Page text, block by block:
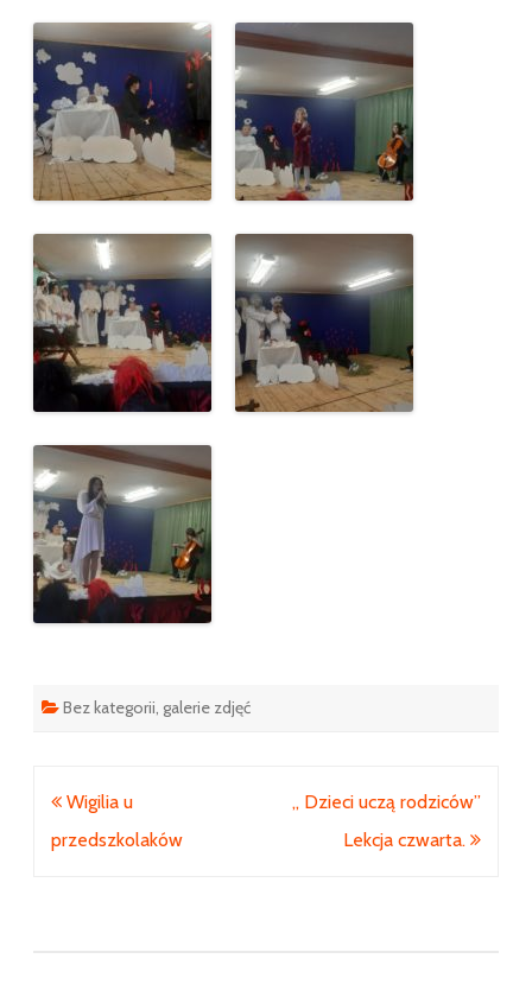
Bez kategorii galerie zdjęć
Nawigacja
wpisu
Wigilia u
przedszkolaków
„ Dzieci uczą rodziców”
Lekcja czwarta.